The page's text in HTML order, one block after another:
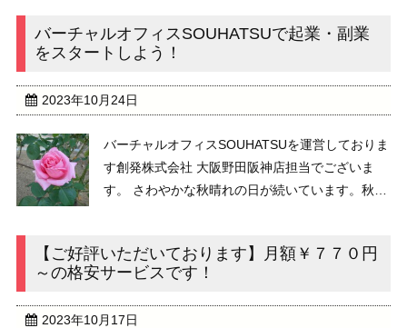
点（名古屋市中区）関西圏に2拠点（大 ...
バーチャルオフィスSOUHATSUで起業・副業
をスタートしよう！
2023年10月24日
バーチャルオフィスSOUHATSUを運営しておりま
す創発株式会社 大阪野田阪神店担当でございま
す。 さわやかな秋晴れの日が続いています。秋バ
【ご好評いただいております】月額￥７７０円
～の格安サービスです！
2023年10月17日